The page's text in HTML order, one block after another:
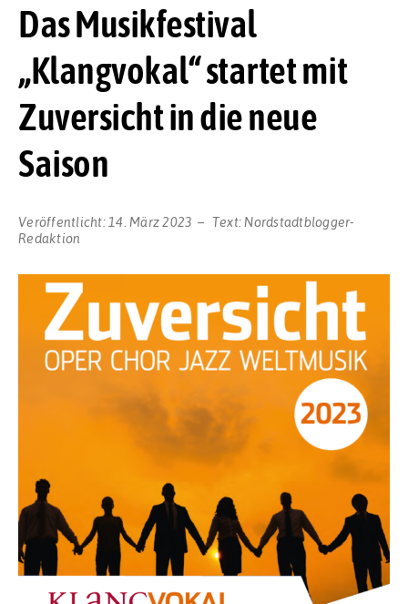
Das Musikfestival
„Klangvokal“ startet mit
Zuversicht in die neue
Saison
Veröffentlicht: 14. März 2023 Text: Nordstadtblogger-
Redaktion